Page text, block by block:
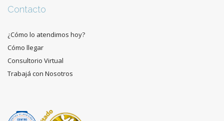
Contacto
¿Cómo lo atendimos hoy?
Cómo llegar
Consultorio Virtual
Trabajá con Nosotros